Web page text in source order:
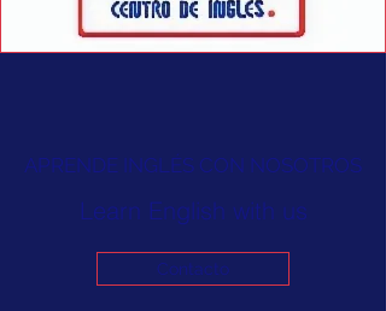
APRENDE INGLÉS CON NOSOTROS
Learn English with us
Contacto